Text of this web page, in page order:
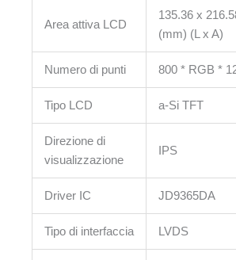
Area attiva LCD
135.36 x
(mm) (L x A)
Numero di punti 800 * RGB *
Tipo LCD a-Si TFT
Direzione di
visualizzazione
IPS
Driver IC JD9365DA
Tipo di interfaccia LVDS